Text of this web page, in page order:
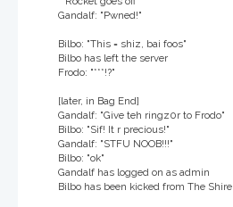
Gandalf: "Pwned!"
Bilbo: "This = shiz, bai foos"
Bilbo has left the server
Frodo: "***!?"
[later, in Bag End]
Gandalf: "Give teh ringz0r to Frodo"
Bilbo: "Sif! It r precious!"
Gandalf: "STFU NOOB!!!"
Bilbo: "ok"
Gandalf has logged on as admin
Bilbo has been kicked from The Shire